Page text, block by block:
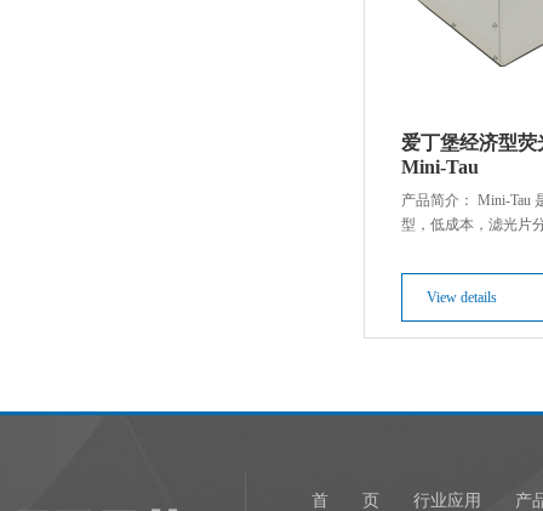
爱丁堡经济型
Mini-Tau
产品简介： Mini-Tau
型，低成本，滤光片
术，Mini-Tau通过
卡，实现快速，可信
View details
首 页 行业应用 产